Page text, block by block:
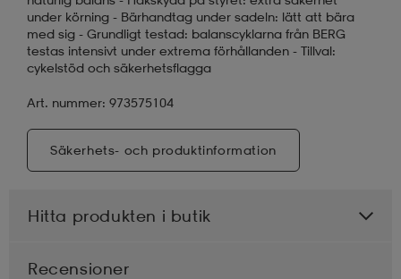
under körning - Bärhandtag under sadeln: lätt att bära
med sig - Grundligt testad: balanscyklarna från BERG
testas intensivt under extrema förhållanden - Tillval:
cykelstöd och säkerhetsflagga
Art. nummer: 973575104
Säkerhets- och produktinformation
Hitta produkten i butik
Recensioner